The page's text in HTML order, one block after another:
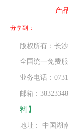
产
分享到：
版权所有：长
全国统一免费
业务电话：
邮箱：
料】
地址： 中国湖